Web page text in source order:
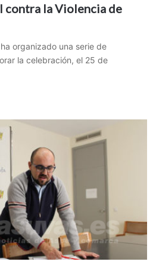
contra la Violencia de
organizado una serie de
la celebración, el 25 de